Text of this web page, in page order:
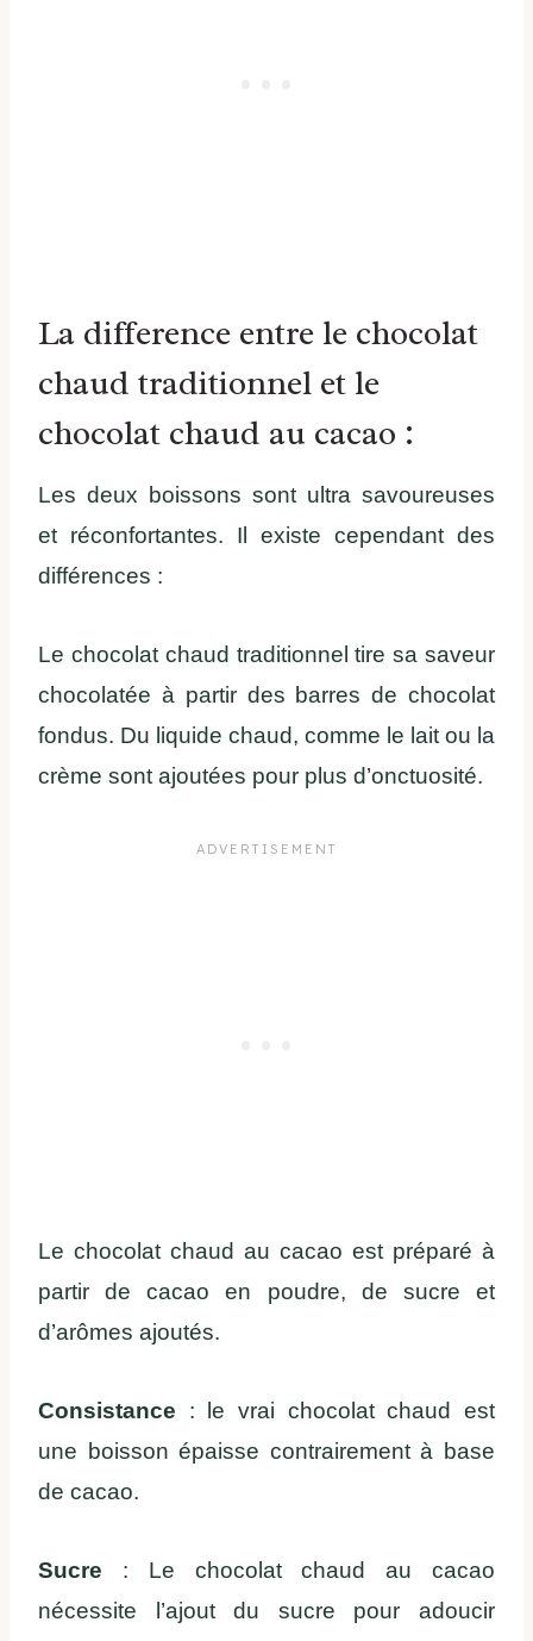
La difference entre le chocolat
chaud traditionnel et le
chocolat chaud au cacao :
Les deux boissons sont ultra savoureuses
et réconfortantes. Il existe cependant des
différences :
Le chocolat chaud traditionnel tire sa saveur
chocolatée à partir des barres de chocolat
fondus. Du liquide chaud, comme le lait ou la
crème sont ajoutées pour plus d’onctuosité.
Le chocolat chaud au cacao est préparé à
partir de cacao en poudre, de sucre et
d’arômes ajoutés.
Consistance : le vrai chocolat chaud est
une boisson épaisse contrairement à base
de cacao.
Sucre : Le chocolat chaud au cacao
nécessite l’ajout du sucre pour adoucir